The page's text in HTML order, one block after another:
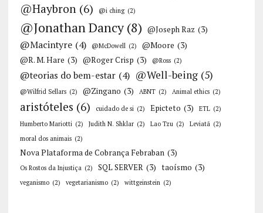
@Haybron (6) @i ching (2)
@Jonathan Dancy (8) @Joseph Raz (3)
@Macintyre (4) @McDowell (2) @Moore (3)
@R. M. Hare (3) @Roger Crisp (3) @Ross (2)
@teorias do bem-estar (4) @Well-being (5)
@Wilfrid Sellars (2) @Zingano (3) ABNT (2) Animal ethics (2)
aristóteles (6) cuidado de si (2) Epicteto (3) ETL (2)
Humberto Mariotti (2) Judith N. Shklar (2) Lao Tzu (2) Leviatã (2)
moral dos animais (2)
Nova Plataforma de Cobrança Febraban (3)
Os Rostos da Injustiça (2) SQL SERVER (3) taoísmo (3)
veganismo (2) vegetarianismo (2) wittgeinstein (2)